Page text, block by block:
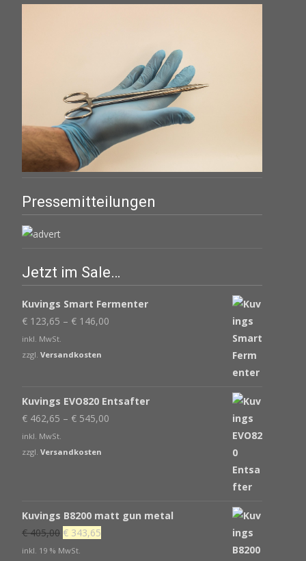
Pressemitteilungen
Jetzt im Sale…
Kuvings Smart Fermenter
€ 123,65 – € 146,00
inkl. MwSt.
zzgl. Versandkosten
Kuvings EVO820 Entsafter
€ 462,65 – € 545,00
inkl. MwSt.
zzgl. Versandkosten
Kuvings B8200 matt gun metal
€405,00 Ursprünglicher
Preis
€ 343,65
inkl. 19 % MwSt.